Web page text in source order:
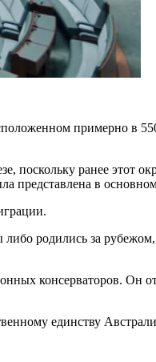
примерно в
поскольку ранее этот
представлена в
либо родились за
консерваторов. Он
единству